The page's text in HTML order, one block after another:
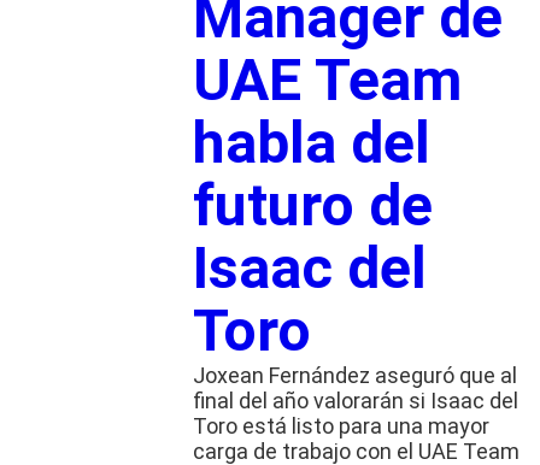
Manager de
UAE Team
habla del
futuro de
Isaac del
Toro
Joxean Fernández aseguró que al
final del año valorarán si Isaac del
Toro está listo para una mayor
carga de trabajo con el UAE Team